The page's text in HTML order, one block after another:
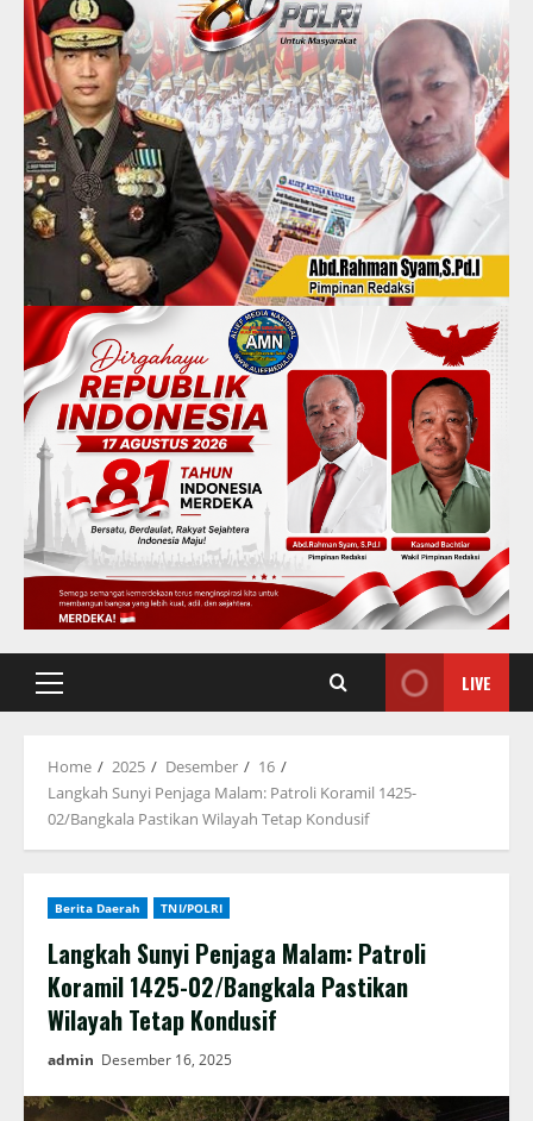
Primary
LIVE
Home 2025 Desember
16
Langkah Sunyi Penjaga Malam: Patroli Koramil 1425-
02/Bangkala Pastikan Wilayah Tetap Kondusif
Berita Daerah TNI/POLRI
Langkah Sunyi Penjaga Malam: Patroli
Koramil 1425-02/Bangkala Pastikan
Wilayah Tetap Kondusif
admin Desember 16, 2025